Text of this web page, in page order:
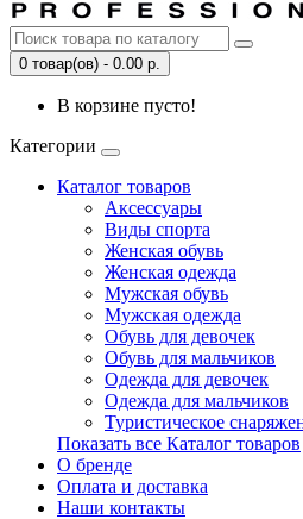
0 товар(ов) - 0.00 р.
В корзине пусто!
Категории
Каталог товаров
Аксессуары
Виды спорта
Женская обувь
Женская одежда
Мужская обувь
Мужская одежда
Обувь для девочек
Обувь для мальчиков
Одежда для девочек
Одежда для мальчиков
Туристическое
Показать все Каталог товаров
О бренде
Оплата и доставка
Наши контакты